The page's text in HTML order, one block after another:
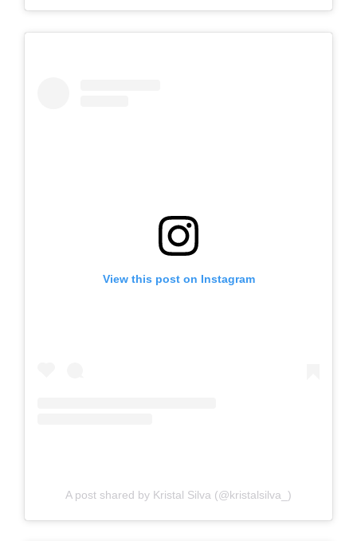
View this post on Instagram
A post shared by Kristal Silva (@kristalsilva_)